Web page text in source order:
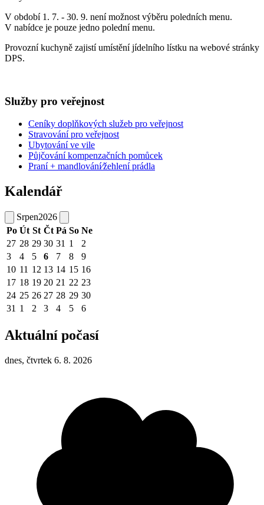
V období 1. 7. - 30. 9. není možnost výběru poledních menu.
V nabídce je pouze jedno polední menu.
Provozní kuchyně zajistí umístění jídelního lístku na webové stránky
DPS.
Služby pro veřejnost
Ceníky doplňkových služeb pro veřejnost
Stravování pro veřejnost
Ubytování ve vile
Půjčování kompenzačních pomůcek
Praní + mandlování⁄žehlení prádla
Kalendář
Srpen2026
Po Út St Čt Pá So Ne
27 28 29 30 31 1
2
3
4 5 6 7 8
9
10 11 12 13 14 15 16
17 18 19 20 21 22 23
24 25 26 27 28 29 30
31 1 2 3 4 5 6
Aktuální počasí
dnes, čtvrtek 6. 8. 2026